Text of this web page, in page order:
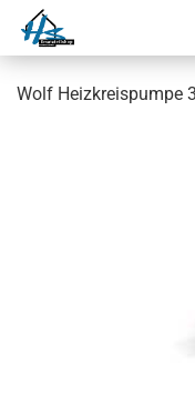
Wolf Heizkreispumpe